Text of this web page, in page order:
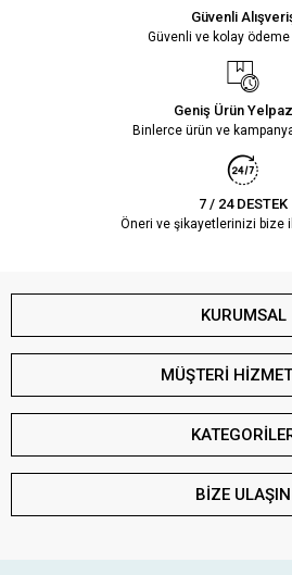
Güvenli
Güvenli ve kolay
Geniş Ürün
Binlerce ürün ve
7 / 24 DESTEK
Öneri ve şikayetlerinizi bize
KURUMSAL
MÜŞTERİ
BİZE ULAŞIN